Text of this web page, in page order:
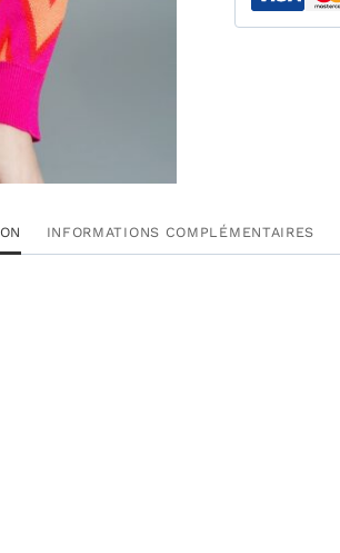
INFORMATIONS COMPLÉMENTAIRES